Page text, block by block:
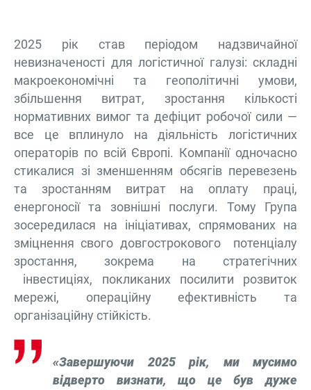
2025 рік став періодом надзвичайної
невизначеності для логістичної галузі: складні
макроекономічні та геополітичні умови,
збільшення витрат, зростання кількості
нормативних вимог та дефіцит робочої сили —
все це вплинуло на діяльність логістичних
операторів по всій Європі. Компанії одночасно
стикалися зі зменшенням обсягів перевезень
та зростанням витрат на оплату праці,
енергоносії та зовнішні послуги. Тому Група
зосередилася на ініціативах, спрямованих на
зміцнення свого довгострокового потенціалу
зростання, зокрема на стратегічних
інвестиціях, покликаних посилити розвиток
мережі, операційну ефективність та
організаційну стійкість.
«Завершуючи 2025 рік, ми мусимо
відверто визнати, що це був дуже